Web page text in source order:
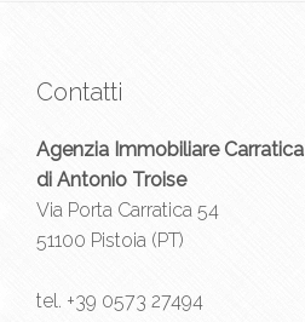
Contatti
Agenzia Immobiliare Carratica
di Antonio Troise
Via Porta Carratica 54
51100 Pistoia (PT)
tel. +39 0573 27494